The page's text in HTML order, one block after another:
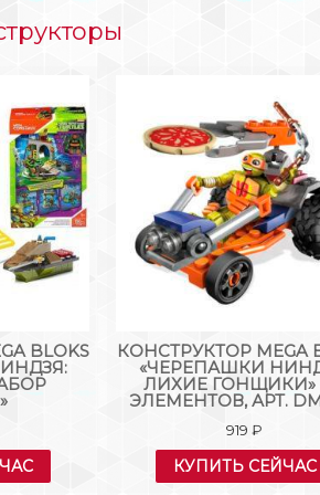
BLOKS КОНСТРУКТОР MEGA
«ЧЕРЕПАШКИ
ЛИХИЕ ГОНЩИКИ»
ЭЛЕМЕНТОВ, АРТ.
919₽
КУПИТЬ СЕЙЧАС